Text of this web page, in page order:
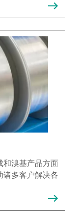
和溴基产品方面
诸多客户解决各